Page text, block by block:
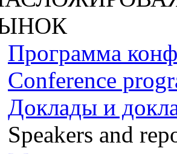
Программа
Conference
Доклады и
Speakers and